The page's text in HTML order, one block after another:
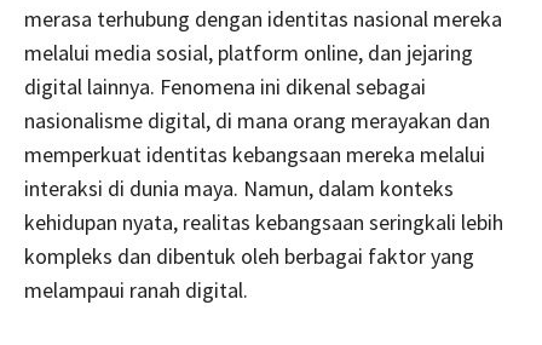
merasa terhubung dengan identitas nasional mereka
melalui media sosial, platform online, dan jejaring
digital lainnya. Fenomena ini dikenal sebagai
nasionalisme digital, di mana orang merayakan dan
memperkuat identitas kebangsaan mereka melalui
interaksi di dunia maya. Namun, dalam konteks
kehidupan nyata, realitas kebangsaan seringkali lebih
kompleks dan dibentuk oleh berbagai faktor yang
melampaui ranah digital.